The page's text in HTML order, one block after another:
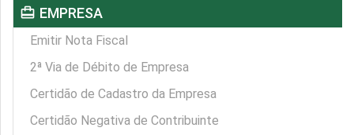
card_travel EMPRESA
Emitir Nota Fiscal
2ª Via de Débito de Empresa
Certidão de Cadastro da Empresa
Certidão Negativa de Contribuinte